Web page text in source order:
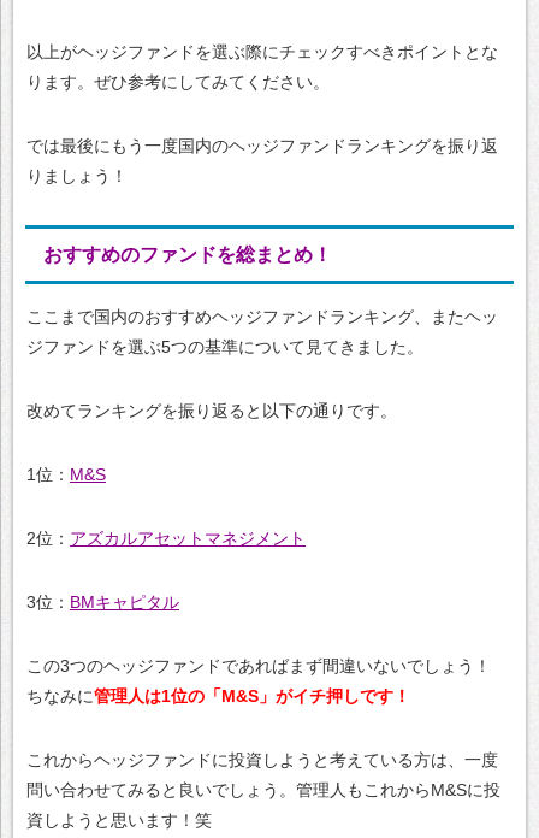
以上がヘッジファンドを選ぶ際にチェックすべきポイントとな
ります。ぜひ参考にしてみてください。
では最後にもう一度国内のヘッジファンドランキングを振り返
りましょう！
おすすめのファンドを総まとめ！
ここまで国内のおすすめヘッジファンドランキング、またヘッ
ジファンドを選ぶ5つの基準について見てきました。
改めてランキングを振り返ると以下の通りです。
1位： M&S
2位： アズカルアセットマネジメント
3位： BMキャピタル
この3つのヘッジファンドであればまず間違いないでしょう！
ちなみに管理人は1位の「M&S」がイチ押しです！
これからヘッジファンドに投資しようと考えている方は、一度
問い合わせてみると良いでしょう。管理人もこれからM&Sに投
資しようと思います！笑